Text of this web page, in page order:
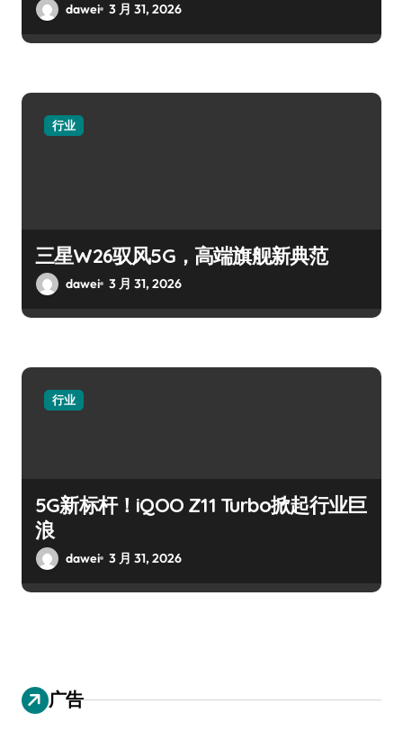
dawei 3 月 31, 2026
行业
三星W26驭风5G，高端旗舰新典范
dawei 3 月 31, 2026
行业
5G新标杆！iQOO Z11 Turbo掀起行业巨
浪
dawei 3 月 31, 2026
广告